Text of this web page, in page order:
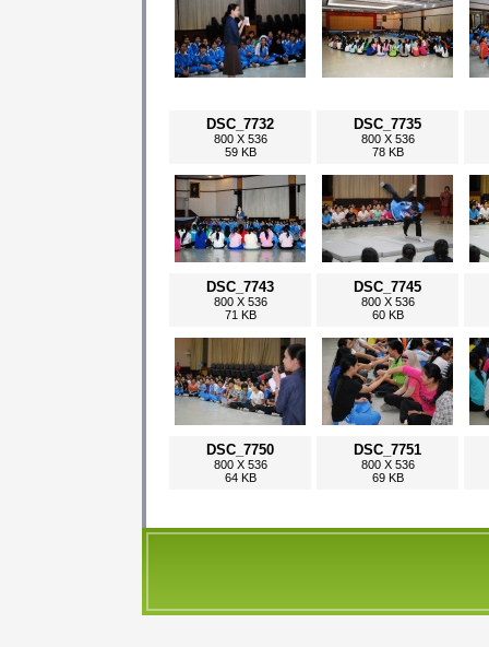
DSC_7732
800 X 536
59 KB
DSC_7735
800 X 536
78 KB
DSC_7743
800 X 536
71 KB
DSC_7745
800 X 536
60 KB
DSC_7750
800 X 536
64 KB
DSC_7751
800 X 536
69 KB